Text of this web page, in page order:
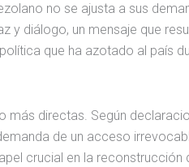
no se ajusta a sus
y diálogo, un mensaje que
que ha azotado al país
más directas. Según
de un acceso
crucial en la reconstrucción